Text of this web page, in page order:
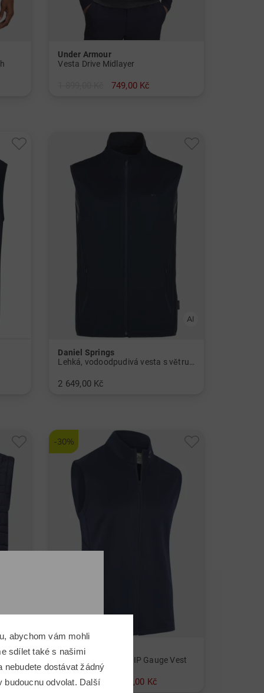
Under Armour
Vesta Drive Midlayer
749,00 Kč
Daniel Springs
2 649,00 Kč
-30%
Callaway
EMEA MENS FULL ZIP Gauge Vest
2 149,00 Kč 1 499,00 Kč
abychom vám mohli
sdílet také s našimi
nebudete dostávat žádný
budoucnu odvolat. Další